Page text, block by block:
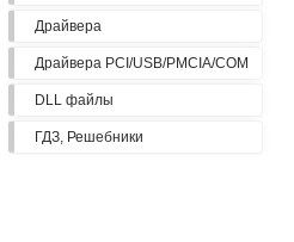
Драйвера
Драйвера PCI/USB/PMCIA/COM
DLL файлы
ГДЗ, Решебники